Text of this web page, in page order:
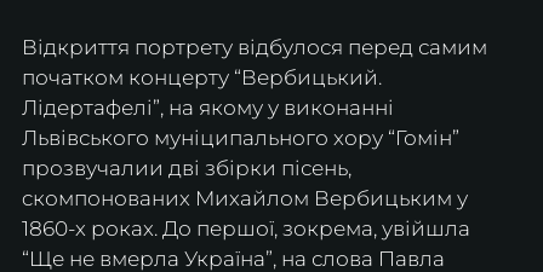
Відкриття портрету відбулося перед самим
початком концерту “Вербицький.
Лідертафелі”, на якому у виконанні
Львівського муніципального хору “Гомін”
прозвучалии дві збірки пісень,
cкомпонованих Михайлом Вербицьким у
1860-х роках. До першої, зокрема, увійшла
“Ще не вмерла Україна”, на слова Павла